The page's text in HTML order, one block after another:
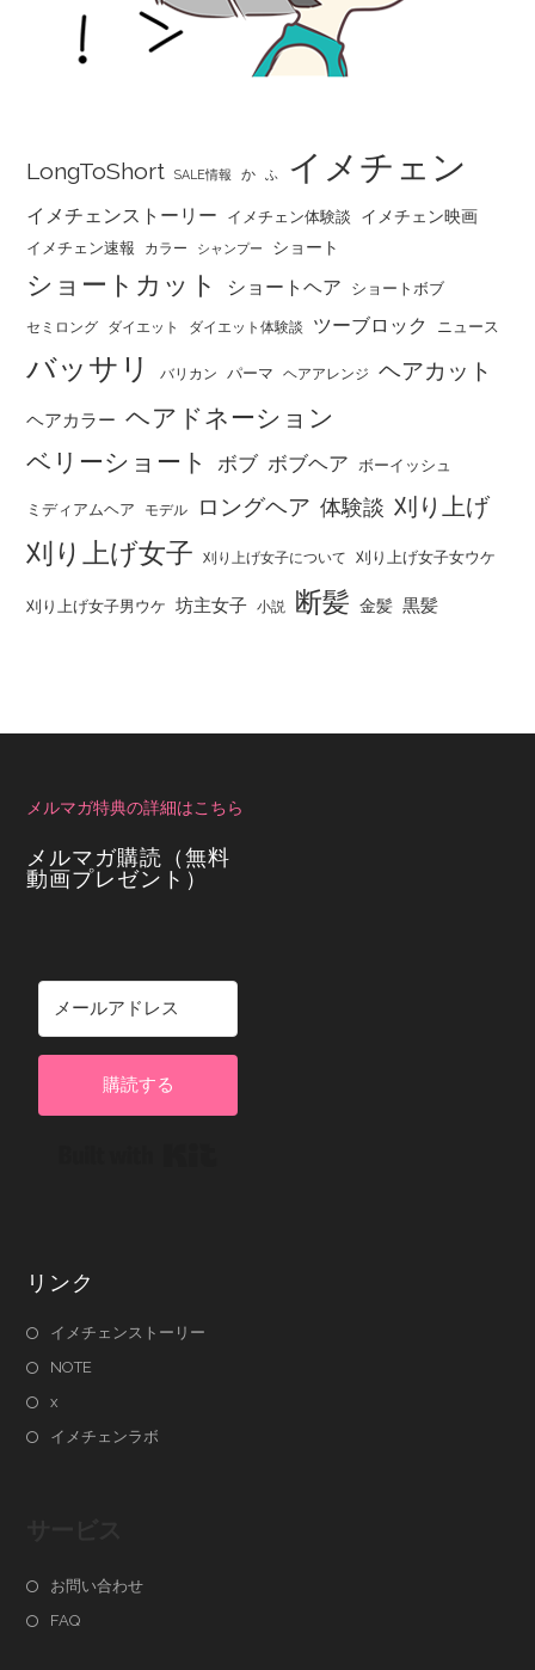
LongToShort SALE情報 か ふ イメチェン
イメチェンストーリー イメチェン体験談 イメチェン映画
イメチェン速報 カラー シャンプー ショート
ショートカット ショートヘア ショートボブ
セミロング ダイエット ダイエット体験談 ツーブロック ニュース
バッサリ バリカン パーマ ヘアアレンジ ヘアカット
ヘアカラー ヘアドネーション
ベリーショート
ボブ ボブヘア ボーイッシュ
ミディアムヘア モデル ロングヘア 体験談 刈り上げ
刈り上げ女子 刈り上げ女子について 刈り上げ女子女ウケ
刈り上げ女子男ウケ 坊主女子 小説 断髪 金髪 黒髪
メルマガ特典の詳細はこちら
メルマガ購読（無料
動画プレゼント）
購読する
リンク
イメチェンストーリー
NOTE
x
イメチェンラボ
お問い合わせ
FAQ